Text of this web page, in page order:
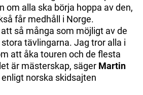
om alla ska börja hoppa av den,
får medhåll i Norge.
så många som möjligt av de
tävlingarna. Jag tror alla i
att åka touren och de flesta
är mästerskap, säger Martin
enligt norska skidsajten